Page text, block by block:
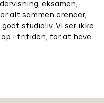
eksamen,
alt sammen arenaer,
studieliv. Vi ser ikke
i fritiden, for at have